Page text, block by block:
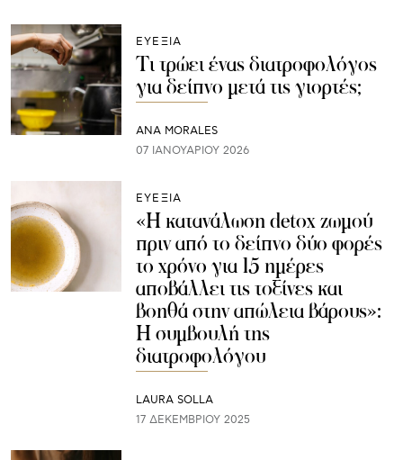
ΕΥΕΞΙΑ
Τι τρώει ένας διατροφολόγος
για δείπνο μετά τις γιορτές;
ANA MORALES
07 ΙΑΝΟΥΑΡΊΟΥ 2026
ΕΥΕΞΙΑ
«Η κατανάλωση detox ζωμού
πριν από το δείπνο δύο φορές
το χρόνο για 15 ημέρες
αποβάλλει τις τοξίνες και
βοηθά στην απώλεια βάρους»:
Η συμβουλή της
διατροφολόγου
LAURA SOLLA
17 ΔΕΚΕΜΒΡΊΟΥ 2025